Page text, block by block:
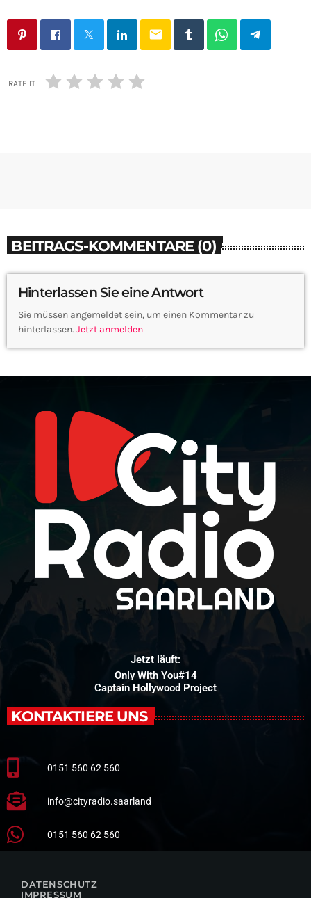
email
RATE IT
BEITRAGS-KOMMENTARE (0)
Hinterlassen Sie eine Antwort
Sie müssen angemeldet sein, um einen Kommentar zu
hinterlassen. Jetzt anmelden
Jetzt läuft:
Only With You#14
Captain Hollywood Project
KONTAKTIERE UNS
0151 560 62 560
info@cityradio.saarland
0151 560 62 560
DATENSCHUTZ
IMPRESSUM